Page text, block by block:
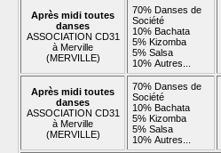
Après midi toutes
danses
ASSOCIATION CD31
à Merville
(MERVILLE)
70% Danses de
Société
10% Bachata
5% Kizomba
5% Salsa
10% Autres...
Après midi toutes
danses
ASSOCIATION CD31
à Merville
(MERVILLE)
70% Danses de
Société
10% Bachata
5% Kizomba
5% Salsa
10% Autres...